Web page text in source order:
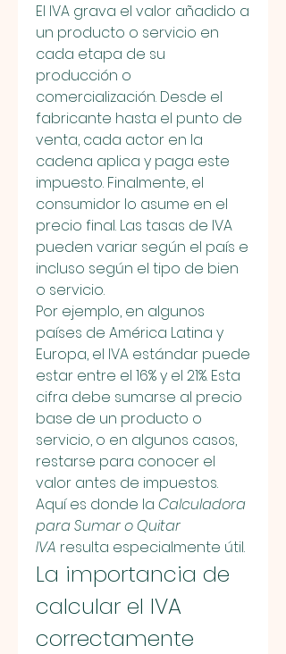
El IVA grava el valor añadido a
un producto o servicio en
cada etapa de su
producción o
comercialización. Desde el
fabricante hasta el punto de
venta, cada actor en la
cadena aplica y paga este
impuesto. Finalmente, el
consumidor lo asume en el
precio final. Las tasas de IVA
pueden variar según el país e
incluso según el tipo de bien
o servicio.
Por ejemplo, en algunos
países de América Latina y
Europa, el IVA estándar puede
estar entre el 16% y el 21%. Esta
cifra debe sumarse al precio
base de un producto o
servicio, o en algunos casos,
restarse para conocer el
valor antes de impuestos.
Aquí es donde la Calculadora
para Sumar o Quitar
IVA resulta especialmente útil.
La importancia de
calcular el IVA
correctamente